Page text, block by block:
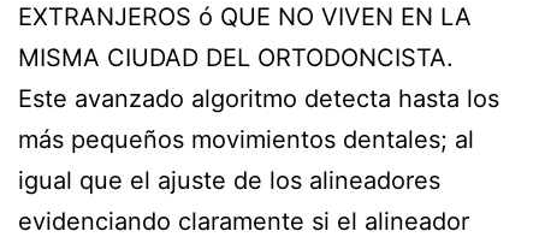
EXTRANJEROS ó QUE NO VIVEN EN LA
MISMA CIUDAD DEL ORTODONCISTA.
Este avanzado algoritmo detecta hasta los
más pequeños movimientos dentales; al
igual que el ajuste de los alineadores
evidenciando claramente si el alineador